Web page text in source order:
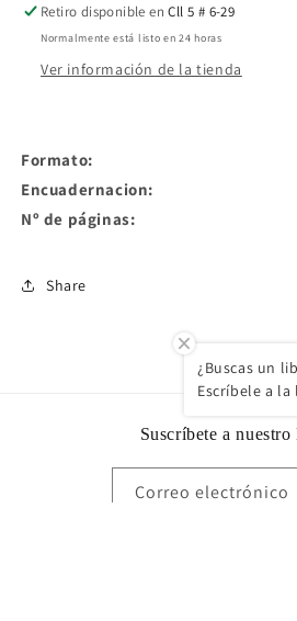
Retiro disponible enCll 5 # 6-29
Normalmente está listo en 24 horas
Ver información de la tienda
Formato:
Encuadernacion:
Nº de páginas:
Share
Suscríbete a
Correo electrónico
¿Buscas un
Escríbele a la